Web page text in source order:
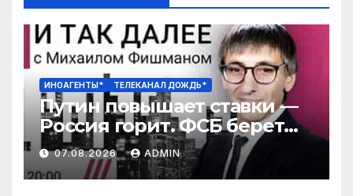
ИНОАГЕНТЫ* ТЕЛЕКАНАЛ ДОЖДЬ*
Путин повышает ставки —
Россия горит. ФСБ берет
власть. Агония WIldberries.
Снимут ли «Яблоко»?
07.08.2026 ADMIN